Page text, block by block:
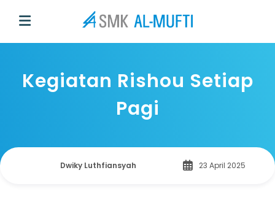
Kegiatan Rishou Setiap
Pagi
Dwiky Luthfiansyah 23 April 2025